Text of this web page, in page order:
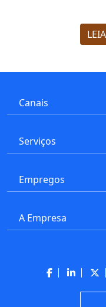
Canais
Serviços
Empregos
A Empresa